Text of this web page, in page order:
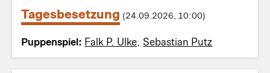
Tagesbesetzung (24.09.2026, 10:00)
Puppenspiel: Falk P. Ulke, Sebastian Putz